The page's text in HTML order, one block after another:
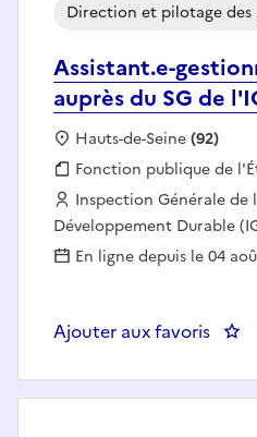
Assistant.e-
auprès du SG de
Direction et pilotage
Localisation :
Hauts-de-Seine(92)
Fonction publique :
Fonction publique de
Employeur :
Inspection Générale
Développement Durable
En ligne depuis le 04
Ajouter aux favoris :